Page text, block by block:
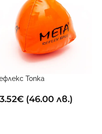
Топка
€(46.00 лв.)